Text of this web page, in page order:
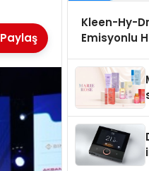
Paylaş
Kleen-Hy-
Emisyonlu
Onaylarını